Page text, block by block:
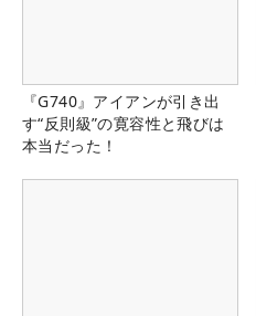
『G740』アイアンが引き出
す“反則級”の寛容性と飛びは
本当だった！